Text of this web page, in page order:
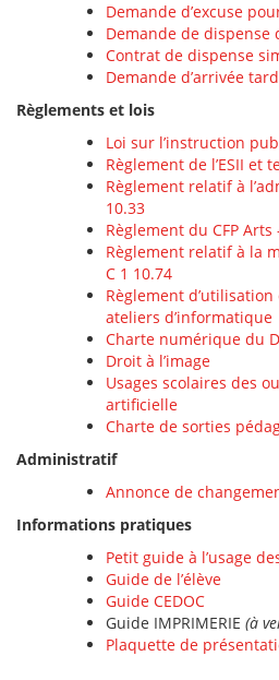
Demande d’excuse
Demande de dispense
Contrat de dispense
Demande d’arrivée
Règlements et lois
Loi sur l’instruction
Règlement de l’ESII et
Règlement relatif à
10.33
Règlement du CFP Arts
Règlement relatif à la
C 1 10.74
Règlement
ateliers d’informatique
Charte numérique du
Droit à l’image
Usages scolaires des
artificielle
Charte de sorties
Administratif
Annonce de
Informations pratiques
Petit guide à l’usage
Guide de l’élève
Guide CEDOC
Guide IMPRIMERIE (à
Plaquette de